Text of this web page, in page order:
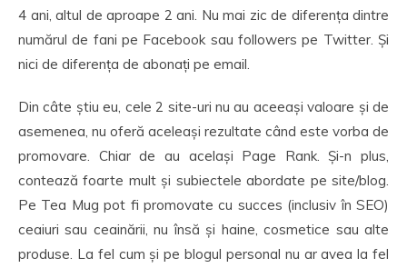
4 ani, altul de aproape 2 ani. Nu mai zic de diferența dintre
numărul de fani pe Facebook sau followers pe Twitter. Și
nici de diferența de abonați pe email.
Din câte știu eu, cele 2 site-uri nu au aceeași valoare și de
asemenea, nu oferă aceleași rezultate când este vorba de
promovare. Chiar de au același Page Rank. Și-n plus,
contează foarte mult și subiectele abordate pe site/blog.
Pe Tea Mug pot fi promovate cu succes (inclusiv în SEO)
ceaiuri sau ceainării, nu însă și haine, cosmetice sau alte
produse. La fel cum și pe blogul personal nu ar avea la fel